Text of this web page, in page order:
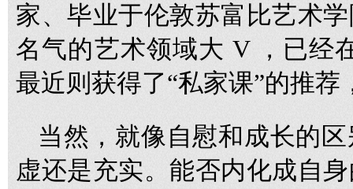
家、毕业于伦敦苏富比艺术
名气的艺术领域大 V ，已经
最近则获得了“私家课”的推
当然，就像自慰和成长的
虚还是充实。能否内化成自